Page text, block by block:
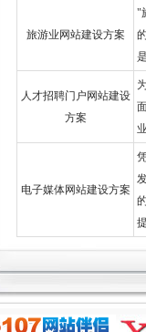
旅游业网站建设方案
"
人才招聘门户网站建设
方案
电子媒体网站建设方案